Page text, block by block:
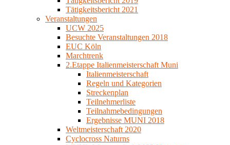
Tätigkeitsbericht 2021
Veranstaltungen
UCW 2025
Besuchte Veranstaltungen 2018
EUC Köln
Marchtrenk
2.Etappe Italienmeisterschaft Muni
Italienmeisterschaft
Regeln und Kategorien
Streckenplan
Teilnehmerliste
Teilnahmebedingungen
Ergebnisse MUNI 2018
Weltmeisterschaft 2020
Cyclocross Naturns